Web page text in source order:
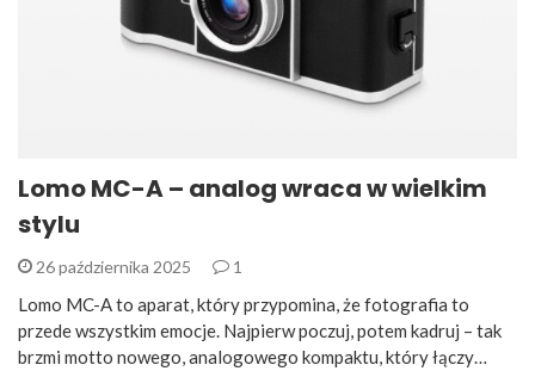
Lomo MC-A – analog wraca w wielkim
stylu
26 października 2025 1
Lomo MC-A to aparat, który przypomina, że fotografia to
przede wszystkim emocje. Najpierw poczuj, potem kadruj – tak
brzmi motto nowego, analogowego kompaktu, który łączy…